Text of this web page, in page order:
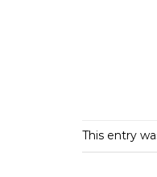
This entry